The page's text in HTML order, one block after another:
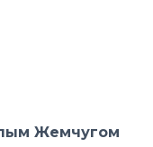
Жемчугом